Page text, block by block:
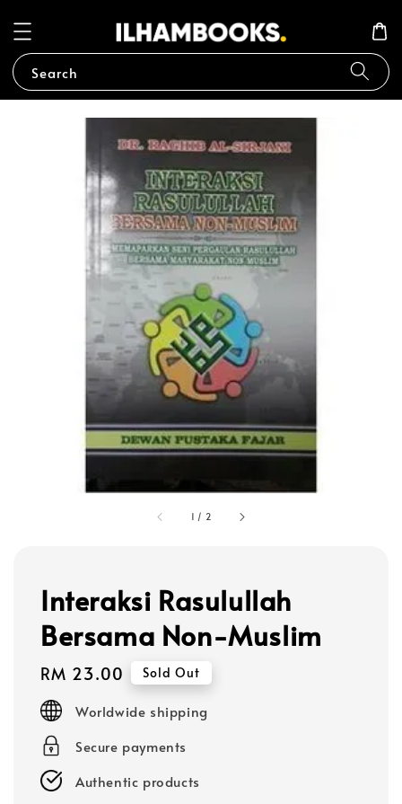
Search
1 / 2
Interaksi Rasulullah
Bersama Non-Muslim
Regular
price
RM 23.00 Sold Out
Worldwide shipping
Secure payments
Authentic products